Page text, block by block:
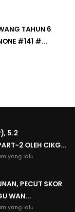
TAHUN 6
#141 #...
5.2
2 OLEH CIKG...
yang lalu
PECUT SKOR
WAN...
yang lalu